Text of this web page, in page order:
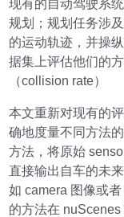
现有的自动驾驶系
规划；规划任务涉
的运动轨迹，并操
据集上评估他们的
（collision rate）
本文重新对现有的
确地度量不同方法
方法，将原始
直接输出自车的未
如 camera 图像或
的方法在